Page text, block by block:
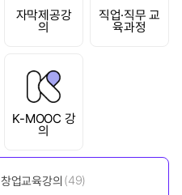
자막제공강
의
직업·직무 교
육과정
K-MOOC 강
의
창업교육강의 (49)